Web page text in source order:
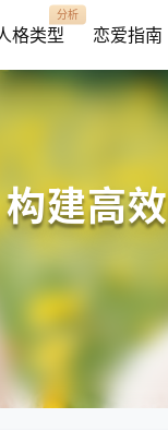
格类型
分析
恋爱指南
建高